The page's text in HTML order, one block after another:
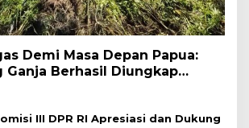
Demi Masa Depan Papua:
Ganja Berhasil Diungkap
III DPR RI Apresiasi dan Dukung